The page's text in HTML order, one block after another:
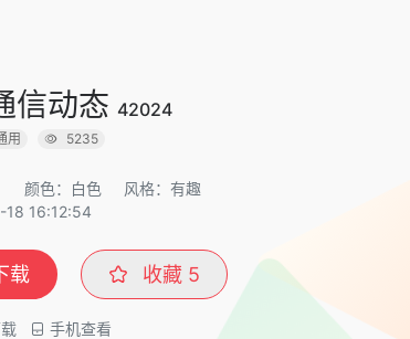
信动态 42024
用 5235
颜色：白色
风格：有趣
18 16:12:54
载 收藏 5
手机查看